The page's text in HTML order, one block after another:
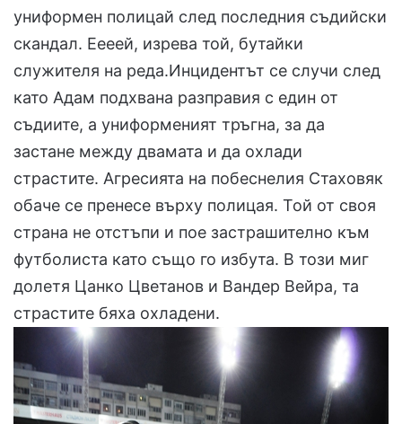
униформен полицай след последния съдийски
скандал. Еееей, изрева той, бутайки
служителя на реда.Инцидентът се случи след
като Адам подхвана разправия с един от
съдиите, а униформеният тръгна, за да
застане между двамата и да охлади
страстите. Агресията на побеснелия Стаховяк
обаче се пренесе върху полицая. Той от своя
страна не отстъпи и пое застрашително към
футболиста като също го избута. В този миг
долетя Цанко Цветанов и Вандер Вейра, та
страстите бяха охладени.